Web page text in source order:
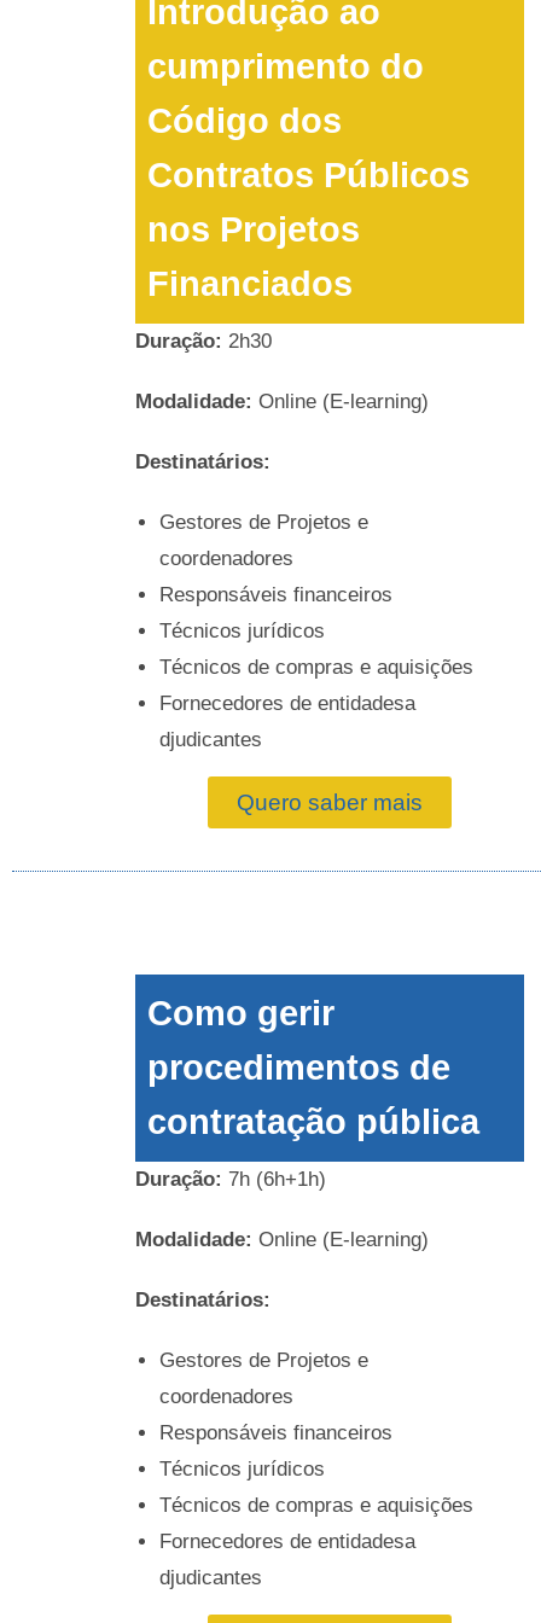
Introdução ao
cumprimento do
Código dos
Contratos Públicos
nos Projetos
Financiados
Duração: 2h30
Modalidade: Online (E-learning)
Destinatários:
Gestores de Projetos e
coordenadores
Responsáveis financeiros
Técnicos jurídicos
Técnicos de compras e aquisições
Fornecedores de entidadesa
djudicantes
Quero saber mais
Como gerir
procedimentos de
contratação pública
Duração: 7h (6h+1h)
Modalidade: Online (E-learning)
Destinatários:
Gestores de Projetos e
coordenadores
Responsáveis financeiros
Técnicos jurídicos
Técnicos de compras e aquisições
Fornecedores de entidadesa
djudicantes